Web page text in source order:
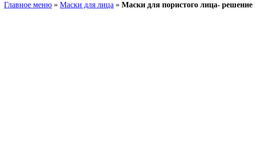
Главное меню » Маски для лица » Маски для пористого лица-